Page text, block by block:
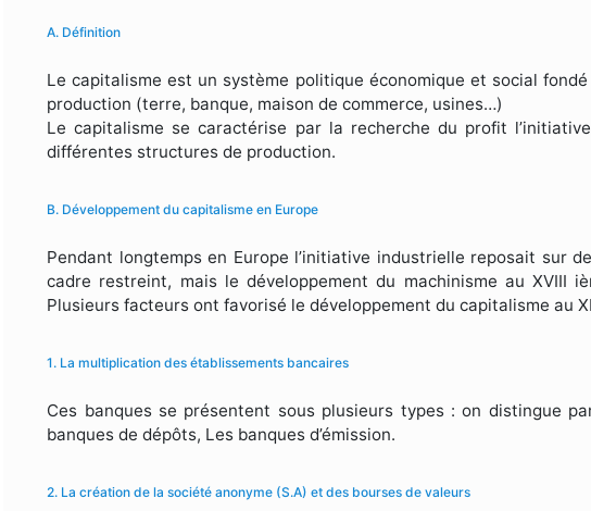
A. Définition
Le capitalisme est un système politique économique et social
production (terre, banque, maison de commerce, usines…)
Le capitalisme se caractérise par la recherche du profit
différentes structures de production.
B. Développement du capitalisme en Europe
Pendant longtemps en Europe l’initiative industrielle reposait sur
cadre restreint, mais le développement du machinisme au XVIII
Plusieurs facteurs ont favorisé le développement du capitalisme au
1. La multiplication des établissements bancaires
Ces banques se présentent sous plusieurs types : on distingue
banques de dépôts, Les banques d’émission.
2. La création de la société anonyme (S.A) et des bourses de valeurs